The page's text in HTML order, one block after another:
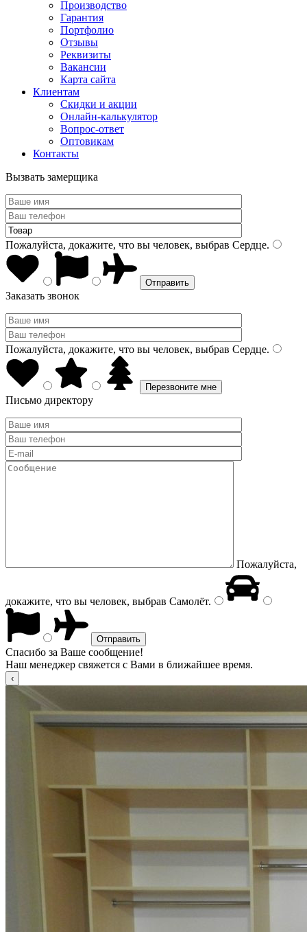
Производство
Гарантия
Портфолио
Отзывы
Реквизиты
Вакансии
Карта сайта
Клиентам
Скидки и акции
Онлайн-калькулятор
Вопрос-ответ
Оптовикам
Контакты
Вызвать замерщика
Пожалуйста, докажите, что вы человек, выбрав Сердце.
Заказать звонок
Пожалуйста, докажите, что вы человек, выбрав Сердце.
Письмо директору
Пожалуйста,
докажите, что вы человек, выбрав Самолёт.
Спасибо за Ваше сообщение!
Наш менеджер свяжется с Вами в ближайшее время.